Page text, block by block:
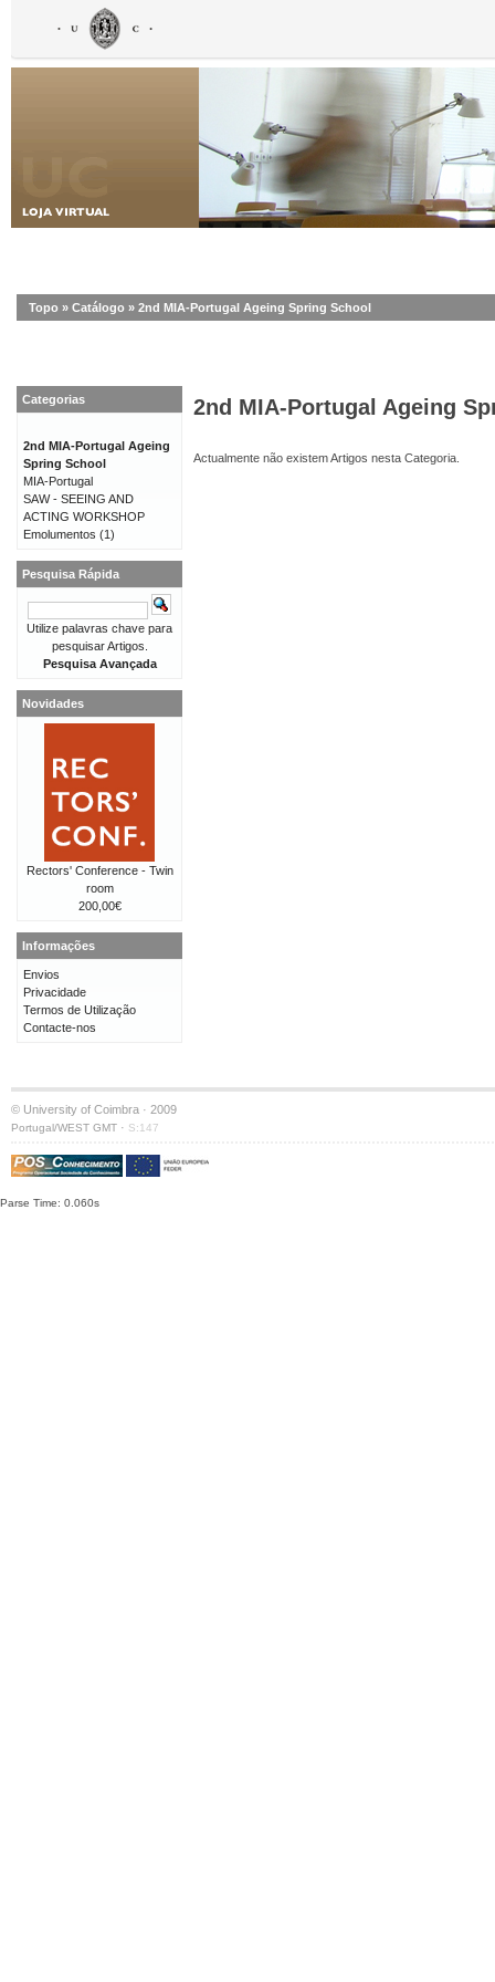
Topo » Catálogo » 2nd MIA-Portugal Ageing Spring School
2nd MIA-Portugal Ageing
Actualmente não existem Artigos nesta Categoria.
Categorias
2nd MIA-Portugal Ageing
Spring School
MIA-Portugal
SAW - SEEING AND
ACTING WORKSHOP
Emolumentos (1)
Pesquisa Rápida
Utilize palavras chave para
pesquisar Artigos.
Pesquisa Avançada
Novidades
Rectors' Conference - Twin
room
200,00€
Informações
Envios
Privacidade
Termos de Utilização
Contacte-nos
© University of Coimbra · 2009
Portugal/WEST GMT · S:147
Parse Time: 0.060s